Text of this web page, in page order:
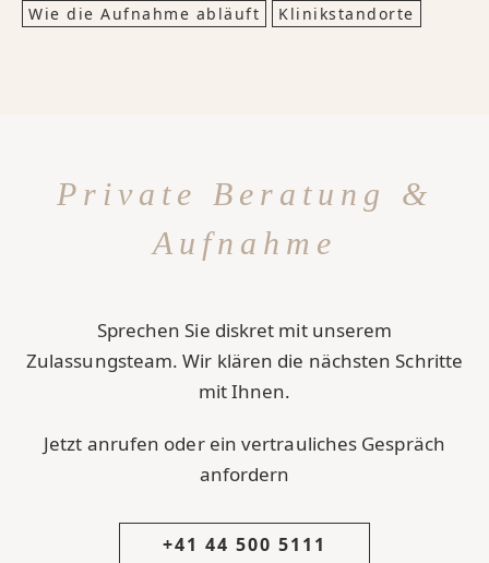
Wie die Aufnahme abläuft
Klinikstandorte
Private Beratung &
Aufnahme
Sprechen Sie diskret mit unserem
Zulassungsteam. Wir klären die nächsten Schritte
mit Ihnen.
Jetzt anrufen oder ein vertrauliches Gespräch
anfordern
+41 44 500 5111